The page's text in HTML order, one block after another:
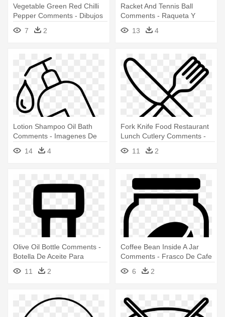
Vegetable Green Red Chilli
Pepper Comments - Dibujos
Para Colorear De Aji
7 2
Racket And Tennis Ball
Comments - Raqueta Y
Pelota De Tenis Para
Colorear
13 4
Lotion Shampoo Oil Bath
Comments - Imagenes De
Shampoo Para Colorear
14 4
Fork Knife Food Restaurant
Lunch Cutlery Comments -
Imagen De Cubiertos Para
Colorear
11 2
Olive Oil Bottle Comments -
Botella De Aceite Para
11 2
Coffee Bean Inside A Jar
Comments - Frasco De Cafe
Para Colorear
6 2